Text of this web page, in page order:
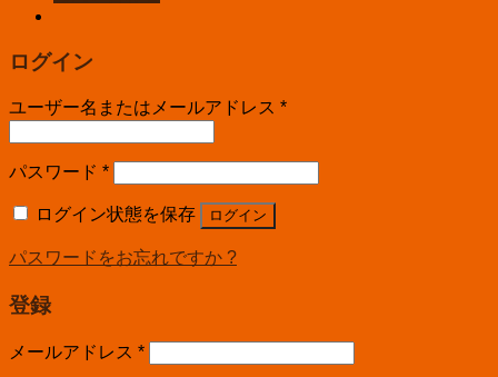
ログイン
ユーザー名またはメールアドレス *
パスワード *
ログイン状態を保存 ログイン
パスワードをお忘れですか ?
登録
メールアドレス *